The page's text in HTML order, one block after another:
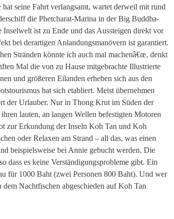
seine Fahrt verlangsamt, wartet derweil mit rund
die Phetcharat-Marina in der Big Buddha-
ist zu Ende und das Aussteigen direkt vor
bei derartigen Anlandungsmanövern ist garantiert.
Stränden könnte ich auch mal machenâ€œ, denkt
Mal die von zu Hause mitgebrachte Illustrierte
und größeren Eilanden erheben sich aus den
hat sich etabliert. Meist übernehmen
der Urlauber. Nur in Thong Krut im Süden der
lauten, an langen Wellen befestigten Motoren
zur Erkundung der Inseln Koh Tan und Koh
oder Relaxen am Strand – all das, was einen
beispielsweise bei Annie gebucht werden. Die
dass es keine Verständigungsprobleme gibt. Ein
für 1000 Baht (zwei Personen 800 Baht). Und wer
Nachtfischen abgeschieden auf Koh Tan